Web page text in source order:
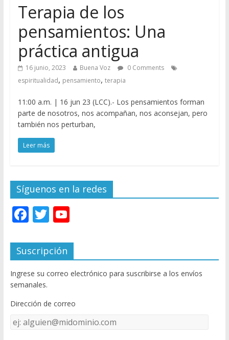
Terapia de los
pensamientos: Una
práctica antigua
16 junio, 2023 Buena Voz
0 Comments
espiritualidad, pensamiento, terapia
11:00 a.m. | 16 jun 23 (LCC).- Los pensamientos forman
parte de nosotros, nos acompañan, nos aconsejan, pero
también nos perturban,
Leer más
Síguenos en la redes
F
e
b
o
o
k
T
itt
er
Y
u
T
u
e
C
Suscripción
Ingrese su correo electrónico para suscribirse a los envíos
semanales.
Dirección de correo
Dirección
de